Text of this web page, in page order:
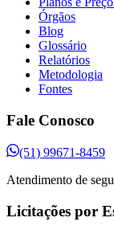
Órgãos
Blog
Glossário
Relatórios
Metodologia
Fontes
Fale Conosco
(51) 99671-8459
Atendimento de
Licitações por